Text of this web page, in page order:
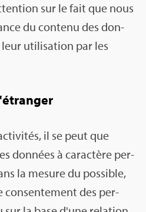
sur le fait que nous
du contenu des don­
uti­li­sa­tion par les
il se peut que
don­nées à carac­tère per­
la mesure du pos­sible,
consen­te­ment des per­